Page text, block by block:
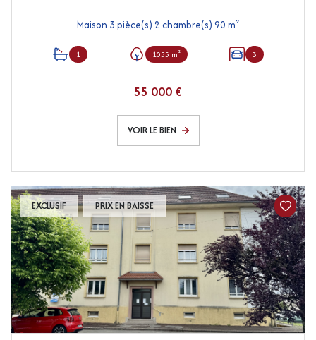
Maison 3 pièce(s) 2 chambre(s) 90 m²
1 1055 m² 3
55 000 €
VOIR LE BIEN
EXCLUSIF PRIX EN BAISSE